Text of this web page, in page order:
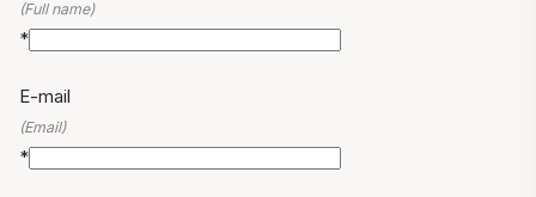
(Full name)
*
E-mail
(Email)
*